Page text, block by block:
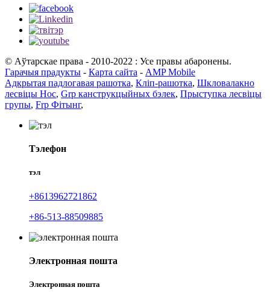
© Аўтарскае права - 2010-2022 : Усе правы абаронены.
Гарачыя прадукты - Карта сайта - AMP Mobile
Адкрытая падлогавая рашотка, Кліп-рашотка, Шкловалакно
лесвіцы Нос, Grp канструкцыйных бэлек, Прыступка лесвіцы
групы, Frp Фітынг,
Тэлефон
тэл
+8613962721862
+86-513-88509885
Электронная пошта
Электронная пошта